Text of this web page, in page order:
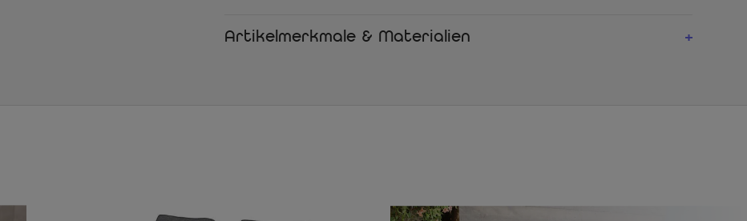
Der extra dicke Polyesterstoff (300g/m²) fühlt sich angenehm weich an und bietet
hervorragenden Sitz- und Anlehnkomfort.
Artikelmerkmale & Materialien